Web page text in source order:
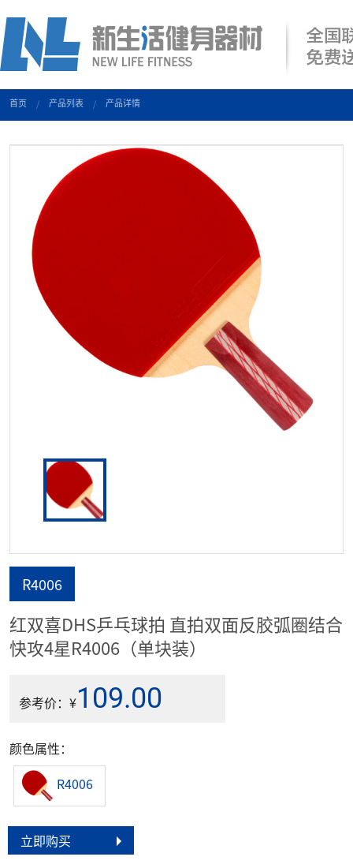
首页 产品列表 产品详情
R4006
红双喜DHS乒乓球拍 直拍双面反胶弧圈结合
快攻4星R4006（单块装）
参考价：¥109.00
颜色属性：
R4006
立即购买